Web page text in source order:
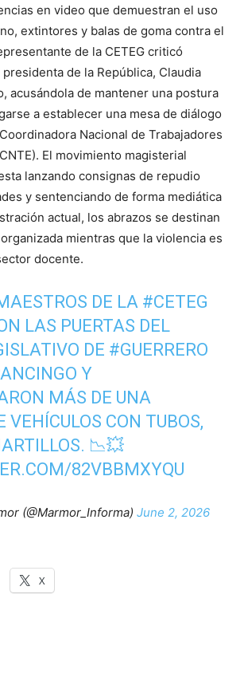
en video que demuestran el uso
extintores y balas de goma contra el
de la CETEG criticó
de la República, Claudia
acusándola de mantener una postura
a establecer una mesa de diálogo
Nacional de Trabajadores
El movimiento magisterial
lanzando consignas de repudio
y sentenciando de forma mediática
actual, los abrazos se destinan
mientras que la violencia es
docente.
DE LA #CETEG
LAS PUERTAS DEL
DE #GUERRERO
Y
MÁS DE UNA
VEHÍCULOS CON TUBOS,
📉💥
82VBBMXYQU
(@Marmor_Informa) June 2, 2026
X